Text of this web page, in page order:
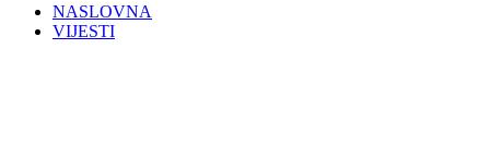
NASLOVNA
VIJESTI